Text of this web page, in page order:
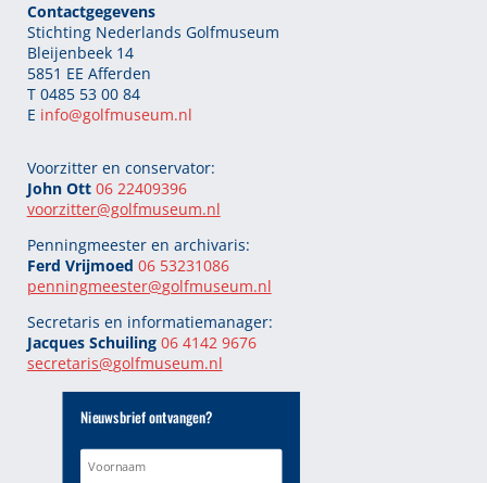
Contactgegevens
Stichting Nederlands Golfmuseum
Bleijenbeek 14
5851 EE Afferden
T 0485 53 00 84
E info@golfmuseum.nl
Voorzitter en conservator:
John Ott 06 22409396
voorzitter@golfmuseum.nl
Penningmeester en archivaris:
Ferd Vrijmoed 06 53231086
penningmeester@golfmuseum.nl
Secretaris en informatiemanager:
Jacques Schuiling 06 4142 9676
secretaris@golfmuseum.nl
Nieuwsbrief ontvangen?